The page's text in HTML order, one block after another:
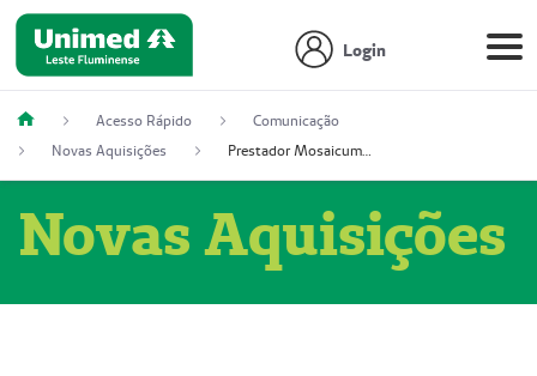
Login
Acesso Rápido
Comunicação
Novas Aquisições
Prestador Mosaicum Espaço Clínico Eireli (51004355-5)
Novas Aquisições